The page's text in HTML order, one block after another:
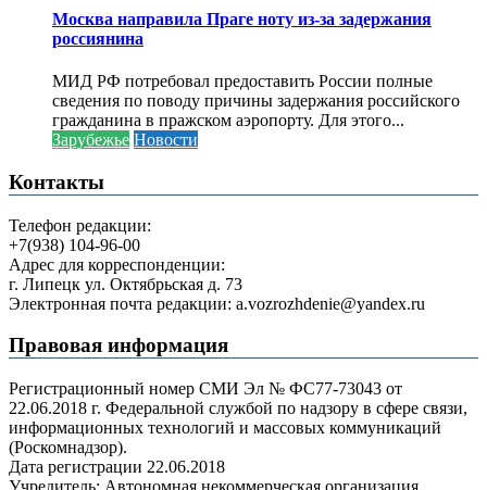
Москва направила Праге ноту из-за задержания
россиянина
МИД РФ потребовал предоставить России полные
сведения по поводу причины задержания российского
гражданина в пражском аэропорту. Для этого...
Зарубежье Новости
Контакты
Телефон редакции:
+7(938) 104-96-00
Адрес для корреспонденции:
г. Липецк ул. Октябрьская д. 73
Электронная почта редакции: a.vozrozhdenie@yandex.ru
Правовая информация
Регистрационный номер СМИ Эл № ФС77-73043 от
22.06.2018 г. Федеральной службой по надзору в сфере связи,
информационных технологий и массовых коммуникаций
(Роскомнадзор).
Дата регистрации 22.06.2018
Учредитель: Автономная некоммерческая организация